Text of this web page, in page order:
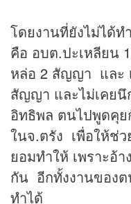
โดยงานที่ยังไม่ได้ท
คือ อบต.ปะเหลียน
หล่อ 2 สัญญา และ
สัญญา และไม่เคยนึ
อิทธิพล ตนไปพูดคุ
ในจ.ตรัง เพื่อให้ช่
ยอมทำให้ เพราะอ้
กัน อีกทั้งงานของต
ทำได้